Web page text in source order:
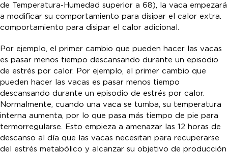
de Temperatura-Humedad superior a 68), la vaca empezará
a modificar su comportamiento para disipar el calor extra.
comportamiento para disipar el calor adicional.
Por ejemplo, el primer cambio que pueden hacer las vacas
es pasar menos tiempo descansando durante un episodio
de estrés por calor. Por ejemplo, el primer cambio que
pueden hacer las vacas es pasar menos tiempo
descansando durante un episodio de estrés por calor.
Normalmente, cuando una vaca se tumba, su temperatura
interna aumenta, por lo que pasa más tiempo de pie para
termorregularse. Esto empieza a amenazar las 12 horas de
descanso al día que las vacas necesitan para recuperarse
del estrés metabólico y alcanzar su objetivo de producción